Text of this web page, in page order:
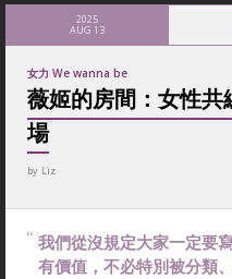
2025
AUG 13
女力 We wanna be
薇姬的房間：女性
場
by Liz
我們從沒規定大家一定要
有價值，不必特別被分類